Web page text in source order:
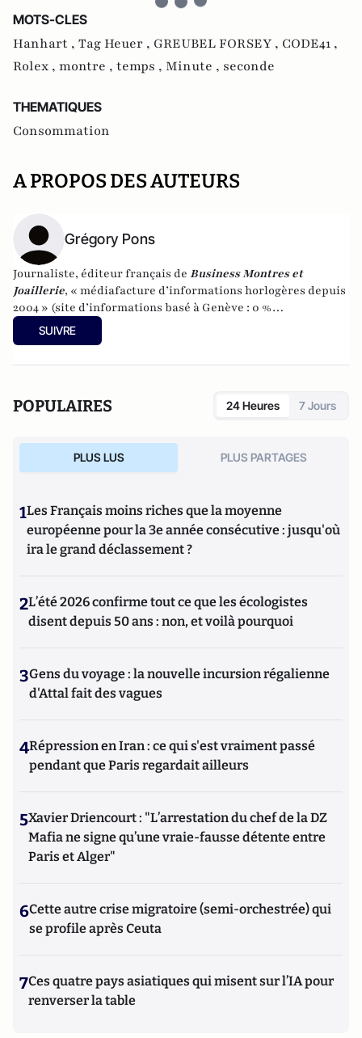
MOTS-CLES
Hanhart , Tag Heuer , GREUBEL FORSEY , CODE41 ,
Rolex , montre , temps , Minute , seconde
THEMATIQUES
Consommation
A PROPOS DES AUTEURS
Grégory Pons
Journaliste, éditeur français de Business Montres et
Joaillerie, « médiafacture d’informations horlogères depuis
2004 » (site d’informations basé à Genève : 0 %
publicité-100 % liberté), spécialiste du marketing horloger
et de l’analyse des marchés de la montre.
SUIVRE
POPULAIRES 24 Heures 7 Jours
PLUS LUS PLUS PARTAGES
1Les Français moins riches que la moyenne
européenne pour la 3e année consécutive : jusqu'où
ira le grand déclassement ?
2L’été 2026 confirme tout ce que les écologistes
disent depuis 50 ans : non, et voilà pourquoi
3Gens du voyage : la nouvelle incursion régalienne
d'Attal fait des vagues
4Répression en Iran : ce qui s'est vraiment passé
pendant que Paris regardait ailleurs
5Xavier Driencourt : "L’arrestation du chef de la DZ
Mafia ne signe qu’une vraie-fausse détente entre
Paris et Alger"
6Cette autre crise migratoire (semi-orchestrée) qui
se profile après Ceuta
7Ces quatre pays asiatiques qui misent sur l’IA pour
renverser la table